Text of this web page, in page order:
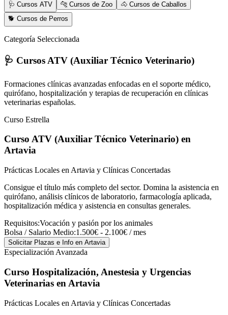
🩺 Cursos ATV 🐆 Cursos de Zoo
🐴 Cursos de Caballos
🐕 Cursos de Perros
Categoría Seleccionada
🩺 Cursos ATV (Auxiliar Técnico Veterinario)
Formaciones clínicas avanzadas enfocadas en el soporte médico,
quirófano, hospitalización y terapias de recuperación en clínicas
veterinarias españolas.
Curso Estrella
Curso ATV (Auxiliar Técnico Veterinario) en
Artavia
Prácticas Locales en Artavia y Clínicas Concertadas
Consigue el título más completo del sector. Domina la asistencia en
quirófano, análisis clínicos de laboratorio, farmacología aplicada,
hospitalización médica y asistencia en consultas generales.
Requisitos:Vocación y pasión por los animales
Bolsa / Salario Medio:1.500€ - 2.100€ / mes
Solicitar Plazas e Info en Artavia
Especialización Avanzada
Curso Hospitalización, Anestesia y Urgencias
Veterinarias en Artavia
Prácticas Locales en Artavia y Clínicas Concertadas